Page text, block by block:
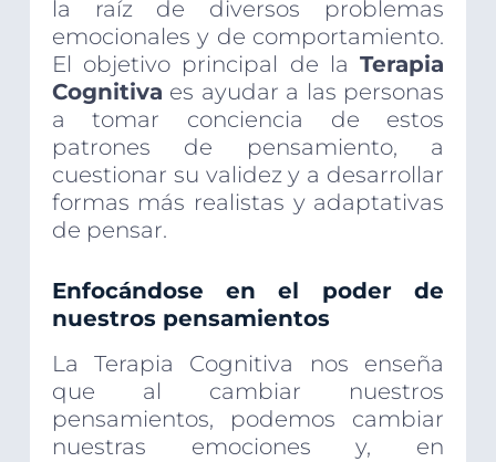
la raíz de diversos problemas
emocionales y de comportamiento.
El objetivo principal de laTerapia
Cognitiva es ayudar a las personas
a tomar conciencia de estos
patrones de pensamiento, a
cuestionar su validez y a desarrollar
formas más realistas y adaptativas
de pensar.
Enfocándose en el poder de
nuestros pensamientos
La Terapia Cognitiva nos enseña
que al cambiar nuestros
pensamientos, podemos cambiar
nuestras emociones y, en